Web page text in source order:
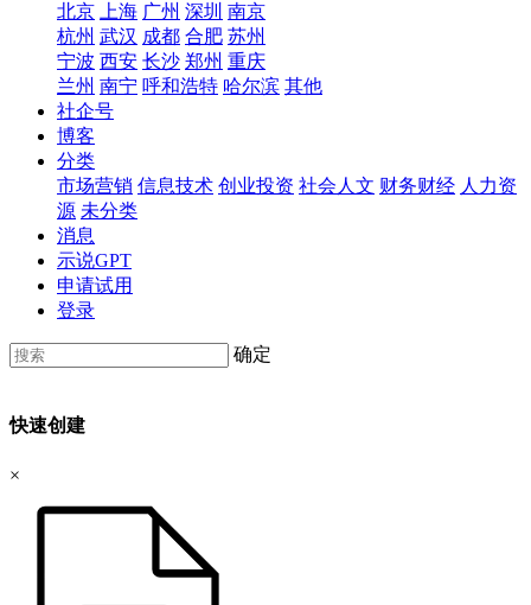
北京
上海 广州 深圳 南京
杭州 武汉 成都 合肥 苏州
宁波 西安 长沙 郑州 重庆
兰州 南宁 呼和浩特 哈尔滨 其他
社企号
博客
分类
市场营销 信息技术 创业投资 社会人文 财务财经 人力资
源 未分类
消息
示说GPT
申请试用
登录
确定
快速创建
×